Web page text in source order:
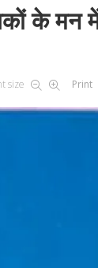
के मन
size Print